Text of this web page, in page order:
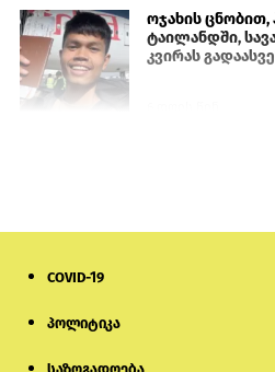
ოჯახის
ტაილანდში,
კვირას
COVID-19
პოლიტიკა